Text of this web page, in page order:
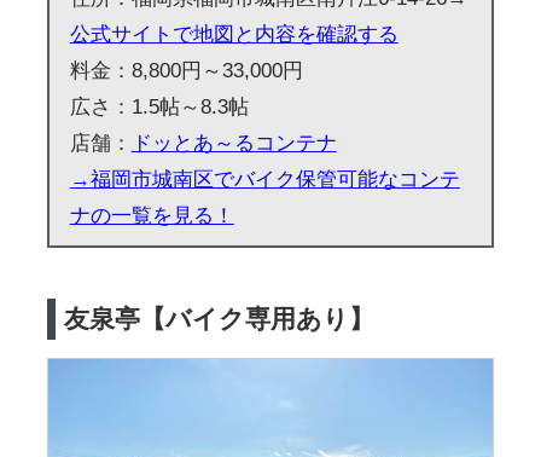
公式サイトで地図と内容を確認する
料金：8,800円～33,000円
広さ：1.5帖～8.3帖
店舗：
ドッとあ～るコンテナ
→福岡市城南区でバイク保管可能なコンテ
ナの一覧を見る！
友泉亭【バイク専用あり】